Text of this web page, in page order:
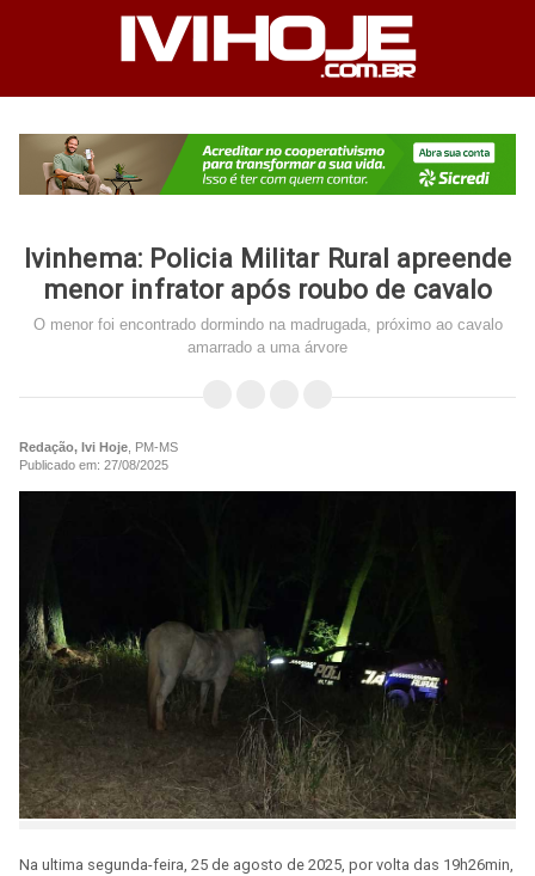
Ivinhema: Policia Militar Rural apreende
menor infrator após roubo de cavalo
O menor foi encontrado dormindo na madrugada, próximo ao cavalo
amarrado a uma árvore
Redação, Ivi Hoje , PM-MS
Publicado em: 27/08/2025
Na ultima segunda-feira, 25 de agosto de 2025, por volta das 19h26min,